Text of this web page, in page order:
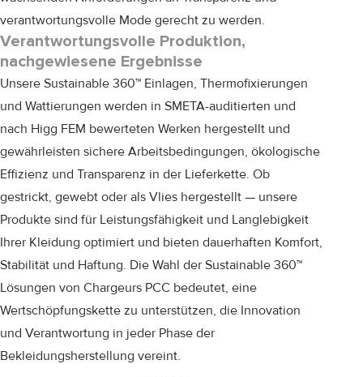
verantwortungsvolle Mode gerecht zu werden.
Verantwortungsvolle Produktion,
nachgewiesene Ergebnisse
Unsere Sustainable 360™ Einlagen, Thermofixierungen
und Wattierungen werden in SMETA-auditierten und
nach Higg FEM bewerteten Werken hergestellt und
gewährleisten sichere Arbeitsbedingungen, ökologische
Effizienz und Transparenz in der Lieferkette. Ob
gestrickt, gewebt oder als Vlies hergestellt — unsere
Produkte sind für Leistungsfähigkeit und Langlebigkeit
Ihrer Kleidung optimiert und bieten dauerhaften Komfort,
Stabilität und Haftung. Die Wahl der Sustainable 360™
Lösungen von Chargeurs PCC bedeutet, eine
Wertschöpfungskette zu unterstützen, die Innovation
und Verantwortung in jeder Phase der
Bekleidungsherstellung vereint.